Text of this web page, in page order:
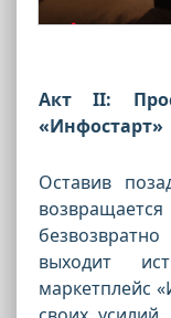
Акт II:
«Инфостарт»
Оставив
выходит
маркетплейс